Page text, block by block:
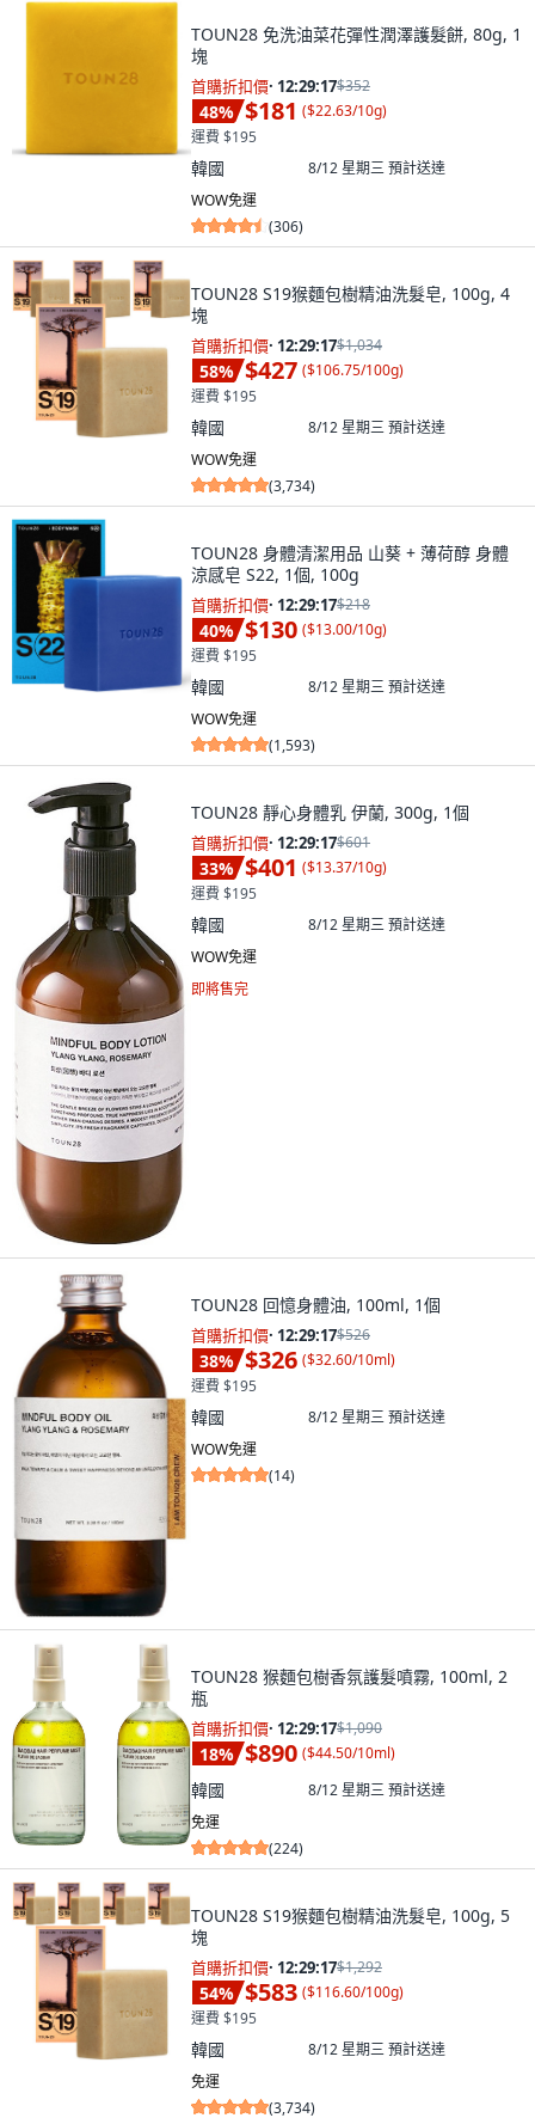
TOUN28 免洗油菜花彈性潤澤護髮餅, 80g, 1
塊
首購折扣價· 12:29:15$352
48% $181 ($22.63/10g)
運費 $195
韓國 8/12 星期三預計送達
WOW免運
(306)
TOUN28 S19猴麵包樹精油洗髮皂, 100g, 4
塊
首購折扣價· 12:29:15$1,034
58% $427 ($106.75/100g)
運費 $195
韓國 8/12 星期三預計送達
WOW免運
(3,734)
TOUN28 身體清潔用品 山葵 + 薄荷醇 身體
涼感皂 S22, 1個, 100g
首購折扣價· 12:29:15$218
40% $130 ($13.00/10g)
運費 $195
韓國 8/12 星期三預計送達
WOW免運
(1,593)
TOUN28 靜心身體乳 伊蘭, 300g, 1個
首購折扣價· 12:29:15$601
33% $401 ($13.37/10g)
運費 $195
韓國 8/12 星期三預計送達
WOW免運
即將售完
TOUN28 回憶身體油, 100ml, 1個
首購折扣價· 12:29:15$526
38% $326 ($32.60/10ml)
運費 $195
韓國 8/12 星期三預計送達
WOW免運
(14)
TOUN28 猴麵包樹香氛護髮噴霧, 100ml, 2
瓶
首購折扣價· 12:29:15$1,090
18% $890 ($44.50/10ml)
韓國 8/12 星期三預計送達
免運
(224)
TOUN28 S19猴麵包樹精油洗髮皂, 100g, 5
塊
首購折扣價· 12:29:15$1,292
54% $583 ($116.60/100g)
運費 $195
韓國 8/12 星期三預計送達
免運
(3,734)